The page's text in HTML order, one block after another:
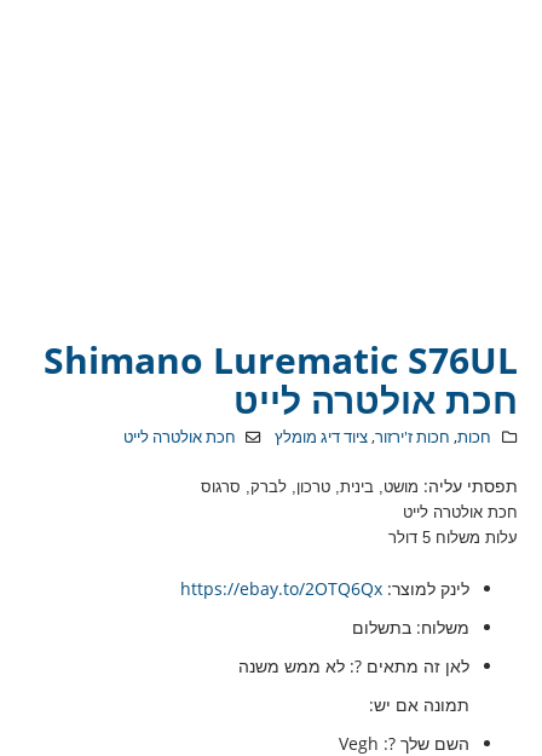
Shimano Lurematic S76UL
חכת אולטרה לייט
חכות, חכות ז'ירזור,ציוד דיג מומלץ חכת אולטרה לייט
תפסתי עליה: מושט, בינית, טרכון, לברק, סרגוס
חכת אולטרה לייט
עלות משלוח 5 דולר
לינק למוצר: https://ebay.to/2OTQ6Qx
משלוח: בתשלום
לאן זה מתאים ?: לא ממש משנה
תמונה אם יש:
השם שלך ?: